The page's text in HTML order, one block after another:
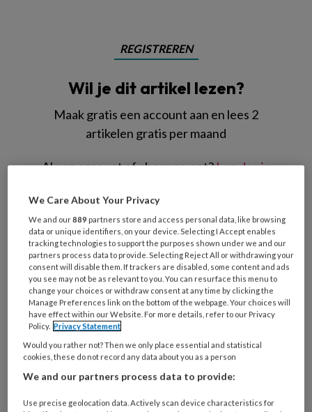
REGISTREREN
Wil je dit artikel lezen?
Maak gratis een account aan en lees 2
artikelen gratis per maand
Al een account of abonnement?Log dan in
Wat
is
je
e-
mailadres?
* *
Kies
je
wachtwoord* *
Kies
je
functie *
Bij
organisatie
We Care About Your Privacy
We and our889 partners store and access personal data, like browsing
data or unique identifiers, on your device. Selecting I Accept enables
tracking technologies to support the purposes shown under we and our
partners process data to provide. Selecting Reject All or withdrawing your
consent will disable them. If trackers are disabled, some content and ads
you see may not be as relevant to you. You can resurface this menu to
change your choices or withdraw consent at any time by clicking the
Manage Preferences link on the bottom of the webpage. Your choices will
have effect within our Website. For more details, refer to our Privacy
Policy. Privacy Statement
Would you rather not? Then we only place essential and statistical
cookies, these do not record any data about you as a person
We and our partners process data to provide:
Use precise geolocation data. Actively scan device characteristics for